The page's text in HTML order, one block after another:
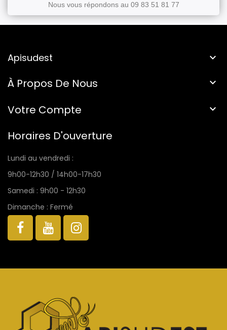
Nous vous répondons au 09 83 51 81 77
Apisudest 
À Propos De Nous 
Votre Compte 
Horaires D'ouverture
Lundi au vendredi :
9h00-12h30 / 14h00-17h30
Samedi : 9h00 - 12h30
Dimanche : Fermé